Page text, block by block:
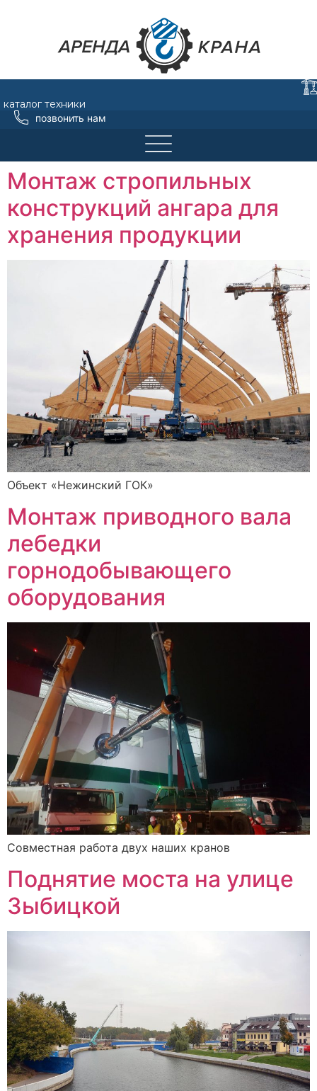
каталог техники
позвонить нам
Монтаж стропильных
конструкций ангара для
хранения продукции
Объект «Нежинский ГОК»
Монтаж приводного вала
лебедки
горнодобывающего
оборудования
Совместная работа двух наших кранов
Поднятие моста на улице
Зыбицкой